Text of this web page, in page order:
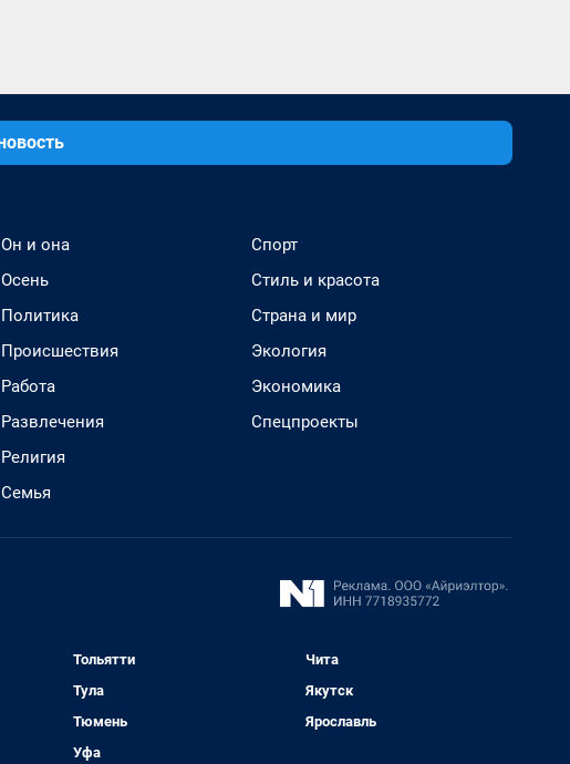
Он и она
Осень
Политика
Происшествия
Работа
Развлечения
Религия
Семья
Спорт
Стиль и красота
Страна и мир
Экология
Экономика
Спецпроекты
Тольятти
Тула
Тюмень
Уфа
Чита
Якутск
Ярославль